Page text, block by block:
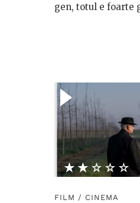
gen, totul e foarte
★★★★★
☆☆☆☆☆
FILM / CINEMA